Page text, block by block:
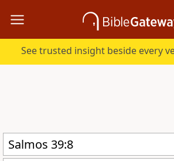
See trusted insight beside every